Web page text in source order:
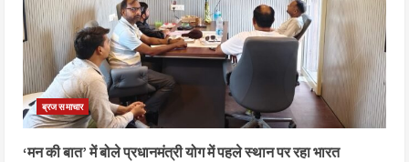
ब्रज समाचार
‘मन की बात’ में बोले प्रधानमंत्री योग में पहले स्थान पर रहा भारत